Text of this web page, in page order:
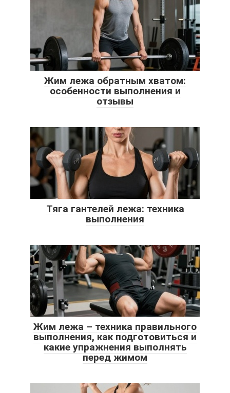
Жим лежа обратным хватом:
особенности выполнения и
отзывы
Тяга гантелей лежа: техника
выполнения
Жим лежа – техника правильного
выполнения, как подготовиться и
какие упражнения выполнять
перед жимом